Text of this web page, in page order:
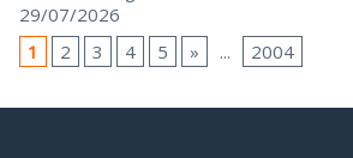
29/07/2026
1
2 3 4 5 » ... 2004